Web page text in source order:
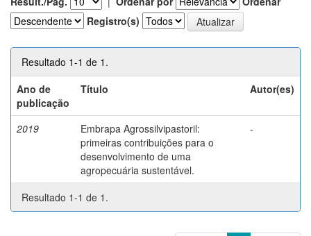
Registro(s)
Resultado 1-1 de 1.
Ano de
publicação
Título Autor(es)
2019
Embrapa Agrossilvipastoril:
primeiras contribuições para o
desenvolvimento de uma
agropecuária sustentável.
-
Resultado 1-1 de 1.